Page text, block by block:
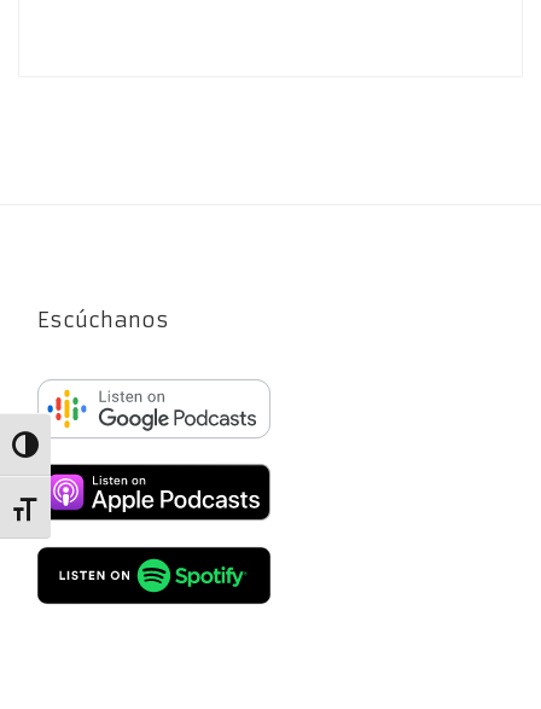
Alternar alto contraste
Alternar tamaño de letra
Escúchanos